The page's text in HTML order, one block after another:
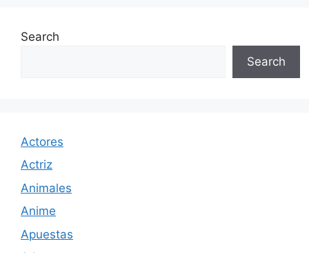
Search
Search
Actores
Actriz
Animales
Anime
Apuestas